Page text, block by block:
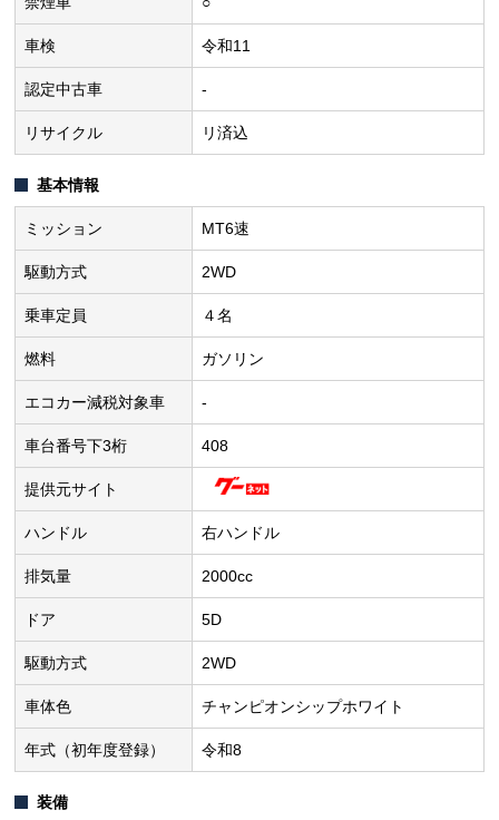
車検 令和11
認定中古車 -
リサイクル リ済込
基本情報
ミッション MT6速
駆動方式 2WD
乗車定員 ４名
燃料 ガソリン
エコカー減税対象車 -
車台番号下3桁 408
提供元サイト
ハンドル 右ハンドル
排気量 2000cc
ドア 5D
駆動方式 2WD
車体色 チャンピオンシップホワイト
年式（初年度登録） 令和8
装備